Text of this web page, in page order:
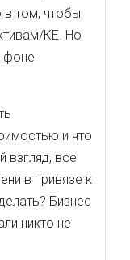
в том, чтобы
КЕ. Но
фоне
и что
взгляд, все
в привязе к
Бизнес
никто не